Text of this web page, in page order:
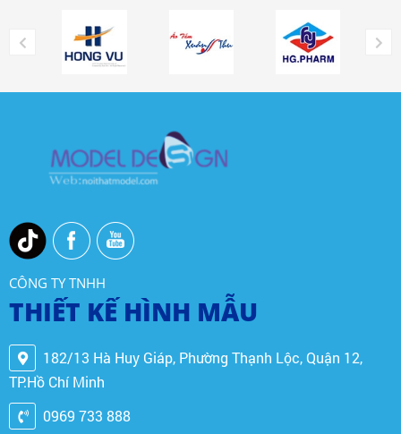
biệt, cần tạo
điểm nhấn bằng
phong cách
riêng biệt phù
khí hậu tại địa
phương để gây
ấn tượng mạnh
khách hàng.
này không chỉ
giúp trẻ phát
tinh thần mà
chơi hấp dẫn,
mang lại trải
biến và những
yếu tố cần lưu ý
thiết bị cho khu
CÔNG TY TNHH
THIẾT KẾ HÌNH MẪU
182/13 Hà Huy Giáp, Phường Thạnh Lộc, Quận 12,
TP.Hồ Chí Minh
0969 733 888